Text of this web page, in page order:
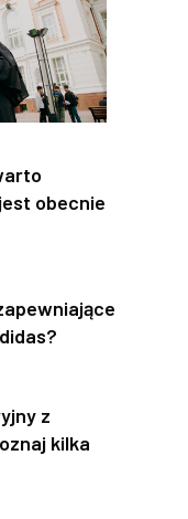
obecnie
z
kilka